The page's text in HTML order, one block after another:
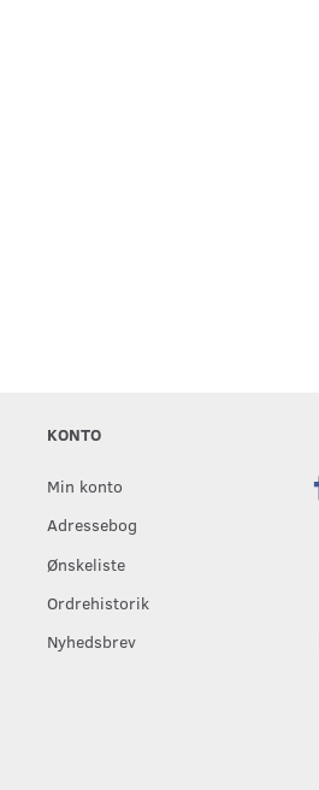
KONTO
Min konto
Adressebog
Ønskeliste
Ordrehistorik
Nyhedsbrev